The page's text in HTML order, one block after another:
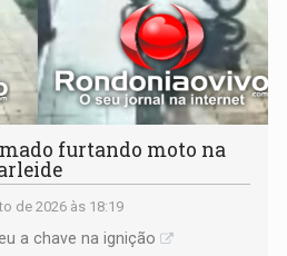
furtando moto na
de 2026 às 18:19
a chave na ignição